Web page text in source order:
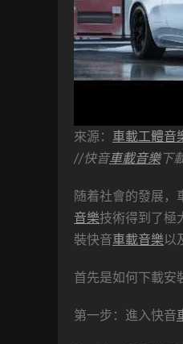
來源： 車載工體音
//快音車載音樂下
随着社會的發展，
音樂技術得到了極
裝快音車載音樂以
首先是如何下載安
第一步：進入快音